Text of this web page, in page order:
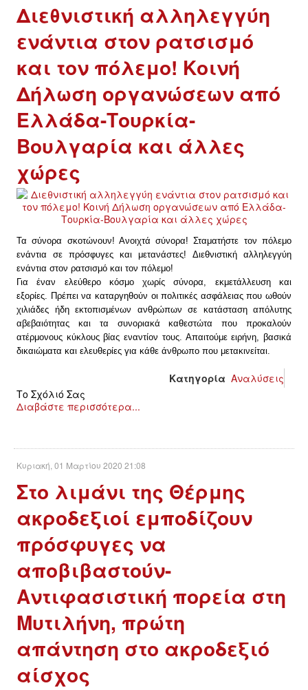
Διεθνιστική αλληλεγγύη
ενάντια στον ρατσισμό
και τον πόλεμο! Κοινή
Δήλωση οργανώσεων από
Ελλάδα-Τουρκία-
Βουλγαρία και άλλες
χώρες
Τα σύνορα σκοτώνουν! Ανοιχτά σύνορα! Σταματήστε τον πόλεμο
ενάντια σε πρόσφυγες και μετανάστες! Διεθνιστική αλληλεγγύη
ενάντια στον ρατσισμό και τον πόλεμο!
Για έναν ελεύθερο κόσμο χωρίς σύνορα, εκμετάλλευση και
εξορίες. Πρέπει να καταργηθούν οι πολιτικές ασφάλειας που ωθούν
χιλιάδες ήδη εκτοπισμένων ανθρώπων σε κατάσταση απόλυτης
αβεβαιότητας και τα συνοριακά καθεστώτα που προκαλούν
ατέρμονους κύκλους βίας εναντίον τους. Απαιτούμε ειρήνη, βασικά
δικαιώματα και ελευθερίες για κάθε άνθρωπο που μετακινείται.
Κατηγορία Αναλύσεις
Το Σχόλιό Σας
Διαβάστε περισσότερα...
Κυριακή, 01 Μαρτίου 2020 21:08
Στο λιμάνι της Θέρμης
ακροδεξιοί εμποδίζουν
πρόσφυγες να
αποβιβαστούν-
Αντιφασιστική πορεία στη
Μυτιλήνη, πρώτη
απάντηση στο ακροδεξιό
αίσχος